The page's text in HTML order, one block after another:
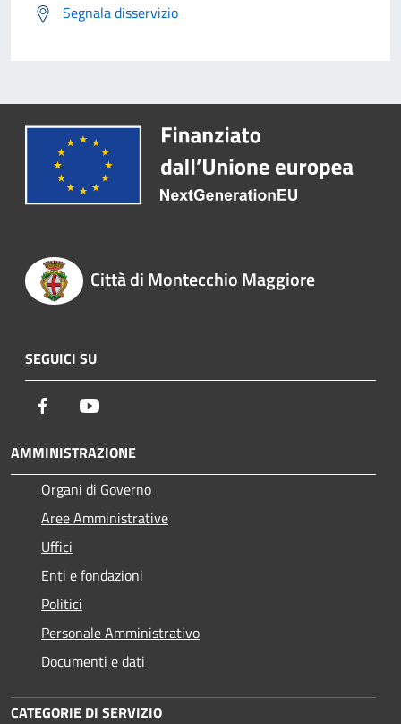
Segnala disservizio
Città di Montecchio Maggiore
SEGUICI SU
Facebook
AMMINISTRAZIONE
Organi di Governo
Aree Amministrative
Uffici
Enti e fondazioni
Politici
Personale Amministrativo
Documenti e dati
CATEGORIE DI SERVIZIO